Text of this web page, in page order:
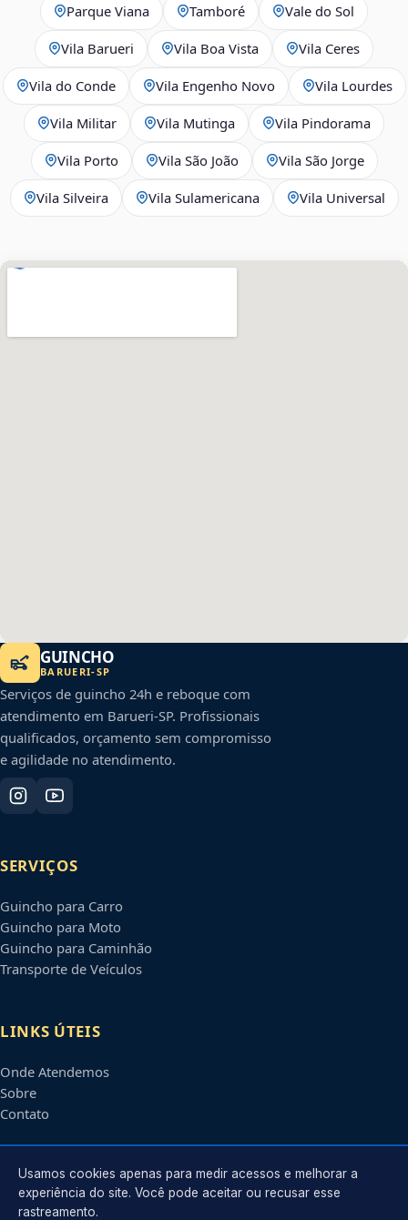
Parque Viana Tamboré Vale do Sol
Vila Barueri Vila Boa Vista Vila Ceres
Vila do Conde Vila Engenho Novo Vila Lourdes
Vila Militar Vila Mutinga Vila Pindorama
Vila Porto Vila São João Vila São Jorge
Vila Silveira Vila Sulamericana Vila Universal
GUINCHO
BARUERI-SP
Serviços de guincho 24h e reboque com
atendimento em Barueri-SP. Profissionais
qualificados, orçamento sem compromisso
e agilidade no atendimento.
SERVIÇOS
Guincho para Carro
Guincho para Moto
Guincho para Caminhão
Transporte de Veículos
LINKS ÚTEIS
Onde Atendemos
Sobre
Contato
CONTATO
Atendimento em
Usamos cookies apenas para medir acessos e melhorar a
experiência do site. Você pode aceitar ou recusar esse
rastreamento.